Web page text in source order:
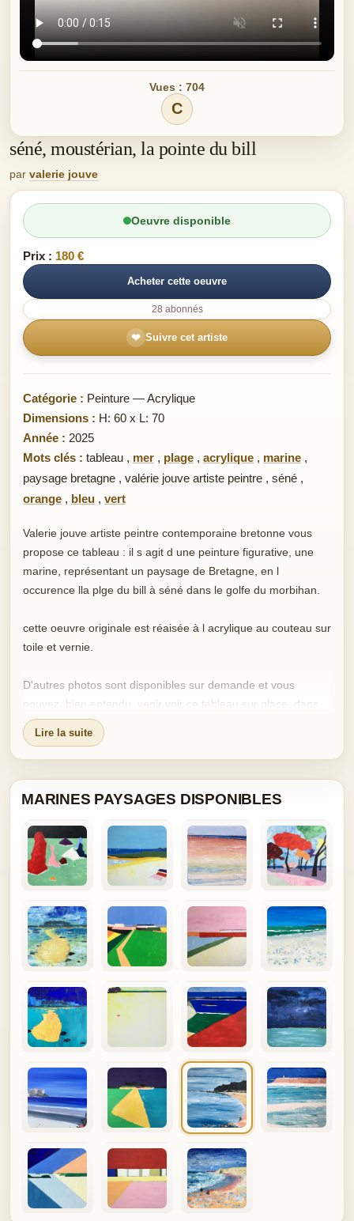
Vues : 704
C
séné, moustérian, la pointe du bill
par valerie jouve
Oeuvre disponible
Prix : 180 €
Acheter cette oeuvre
28 abonnés
❤ Suivre cet artiste
Catégorie : Peinture — Acrylique
Dimensions : H: 60 x L: 70
Année : 2025
Mots clés : tableau , mer , plage , acrylique , marine ,
paysage bretagne , valérie jouve artiste peintre , séné ,
orange , bleu , vert
Valerie jouve artiste peintre contemporaine bretonne vous
propose ce tableau : il s agit d une peinture figurative, une
marine, représentant un paysage de Bretagne, en l
occurence lla plge du bill à séné dans le golfe du morbihan.
cette oeuvre originale est réaisée à l acrylique au couteau sur
toile et vernie.
D'autres photos sont disponibles sur demande et vous
pouvez, bien entendu, venir voir ce tableau sur place, dans
mon atelier. VISITE DE L ATELIER (à Theix 56450) SUR
SIMPLE DEMANDE
Initiée très tôt au dessin et à la peinture par ma maman,
Denise Jouve, elle-même formée aux Beaux-Arts, je pratique
principalement sur internet et dans mon atelier à Theix
TABLEAUX SUR COMMANDE
Envoi protégé en colissimo recommandé avec assurance.
Expédition dès réception du règlement. Une facture et un
certificat d'authenticité accompagnent chaque tableau.
Satisfait ou remboursé : si le tableau ne vous donne pas
toute satisfaction, renvoyez-le sous 10 jours et il vous sera
remboursé hors frais de port.
valérie jouve, Artiste Peintre Professionnelle. Siret 344 524
012 00020
Lire la suite
MARINES PAYSAGES DISPONIBLES